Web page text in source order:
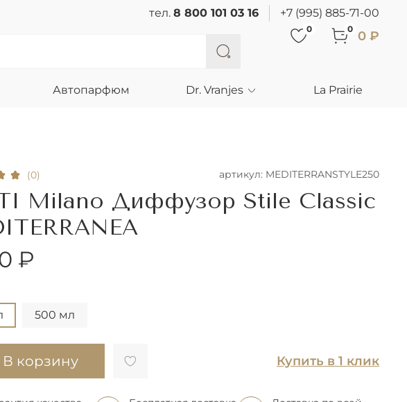
тел. 8 800 101 03 16 +7 (995) 885-71-00
0 0 0 ₽
Автопарфюм Dr. Vranjes La Prairie
(0) артикул: MEDITERRANSTYLE250
Milano Диффузор Stile Classic
₽
500 мл
В корзину Купить в 1 клик